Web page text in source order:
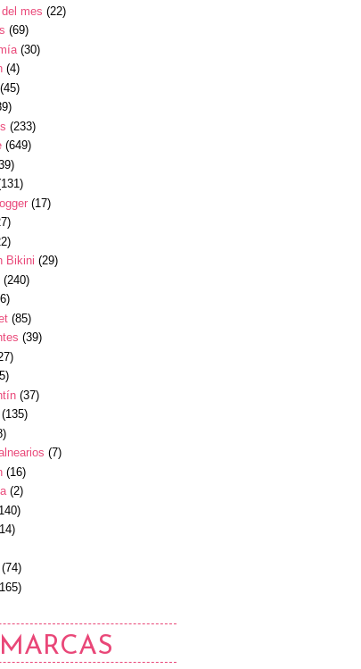
mes (22)
(69)
(30)
(4)
(45)
(233)
(649)
(17)
Bikini (29)
(240)
(85)
(39)
(37)
(135)
(7)
(16)
(2)
(74)
MARCAS